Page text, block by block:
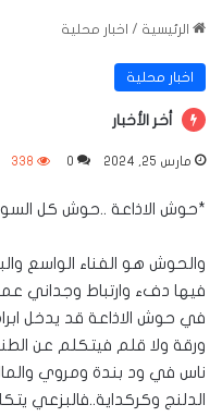
الرئيسية / اخبار محلية
اخبار محلية
أخر الأخبار
مارس 25, 2024 0
338
*حوش الاذاعة ..حوش كل
والحوش هو الفناء الواسع
فيها دفء وارتباط وجداني
في حوش الاذاعة قد يدخل
ورقة ولا قلم فيتكلم عن
ناس في ود بندة ومروي
الدلنج وكركداية..فالبزعي